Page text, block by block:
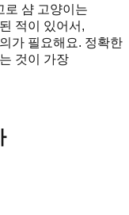
로 샴 고양이는
적이 있어서,
가 필요해요. 정확한
것이 가장